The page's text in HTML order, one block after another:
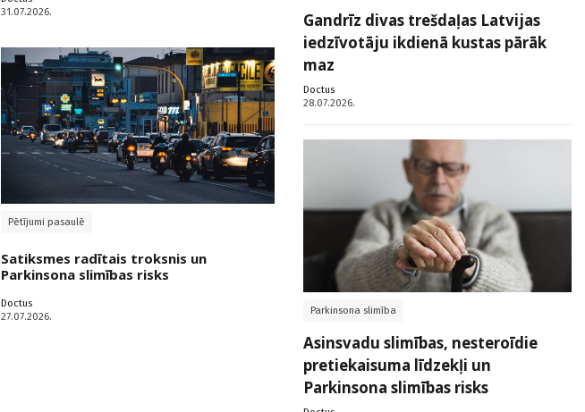
31.07.2026.
Pētījumi pasaulē
Satiksmes radītais troksnis un
Parkinsona slimības risks
Doctus
27.07.2026.
Gandrīz divas trešdaļas Latvijas
iedzīvotāju ikdienā kustas pārāk
maz
Doctus
28.07.2026.
Parkinsona slimība
Asinsvadu slimības, nesteroīdie
pretiekaisuma līdzekļi un
Parkinsona slimības risks